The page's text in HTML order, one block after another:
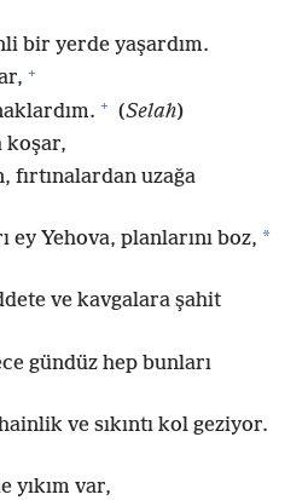
bir yerde yaşardım.
+
+ (Selah)
koşar,
fırtınalardan uzağa
ey Yehova, planlarını boz, *
ve kavgalara şahit
gündüz hep bunları
ve sıkıntı kol geziyor.
yıkım var,